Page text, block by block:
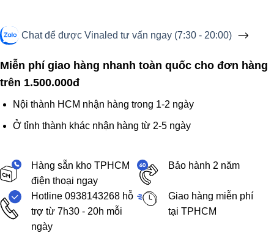
Chat để được Vinaled tư vấn ngay (7:30 - 20:00)
Miễn phí giao hàng nhanh toàn quốc cho đơn hàng
trên 1.500.000đ
Nội thành HCM nhận hàng trong 1-2 ngày
Ở tỉnh thành khác nhận hàng từ 2-5 ngày
Hàng sẵn kho TPHCM
điện thoại ngay
Bảo hành 2 năm
Hotline 0938143268 hỗ
trợ từ 7h30 - 20h mỗi
ngày
Giao hàng miễn phí
tại TPHCM